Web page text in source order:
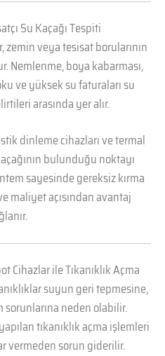
Su Kaçağı Tespiti
veya tesisat borularının
Nemlenme, boya kabarması,
ve yüksek su faturaları su
arasında yer alır.
dinleme cihazları ve termal
bulunduğu noktayı
sayesinde gereksiz kırma
maliyet açısından avantaj
Cihazlar ile Tıkanıklık Açma
suyun geri tepmesine,
neden olabilir.
tıkanıklık açma işlemleri
vermeden sorun giderilir.